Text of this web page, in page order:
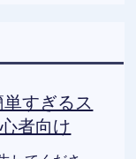
すぎるス
者向け